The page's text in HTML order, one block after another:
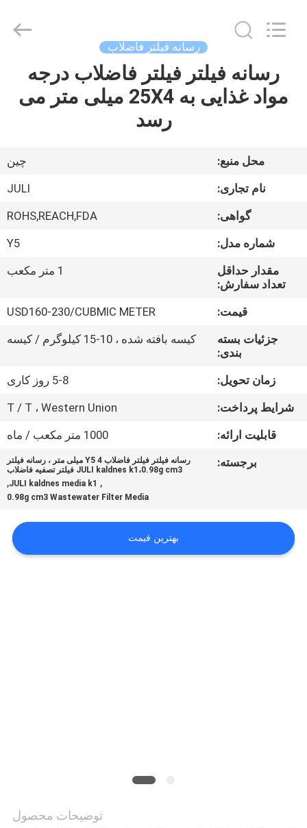
خونه
درباره
کارخانه
کنترل
تماس
بگیرید
درخواست
نقشه
رسانه فیلتر فاضلاب
رسانه فیلتر فیلتر فاضلاب درجه
مواد غذایی به 25X4 میلی متر می
رسد
محل منبع:
چین
نام تجاری:
JULI
گواهی:
ROHS,REACH,FDA
شماره مدل:
Y5
مقدار حداقل
تعداد سفارش:
1 متر مکعب
قیمت:
USD160-230/CUBMIC METER
جزئیات بسته
بندی:
کیسه بافته شده ، 10-15 کیلوگرم / کیسه
زمان تحویل:
5-8 روز کاری
شرایط پرداخت:
T / T ، Western Union
قابلیت ارائه:
1000 متر مکعب / ماه
برجسته:
رسانه فیلتر فیلتر فاضلاب Y5 4 میلی متر ، رسانه فیلتر
JULI kaldnes k1،0.98g cm3 فیلتر تصفیه فاضلاب
,
JULI kaldnes media k1
,
0.98g cm3 Wastewater Filter Media
بهترین قیمت
توضیحات محصول